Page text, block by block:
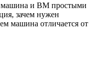
машина и ВМ простыми
зачем нужен
машина отличается от